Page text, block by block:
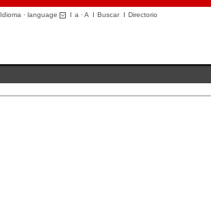
Idioma · language I a ·A I BuscarI Directorio